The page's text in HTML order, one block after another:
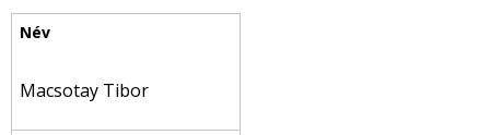
Macsotay Tibor